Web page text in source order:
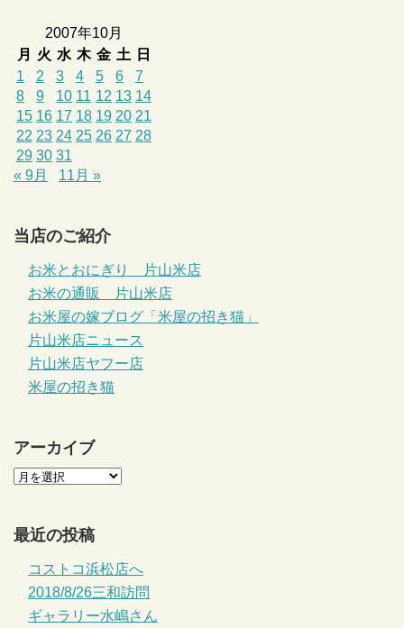
2007年10月
月
火 水 木 金 土
日
1
2 3 4 5 6
7
8
9 10 11 12 13 14
15 16 17 18 19 20 21
22 23 24 25 26 27 28
29 30 31
« 9月
11月 »
当店のご紹介
お米とおにぎり 片山米店
お米の通販 片山米店
お米屋の嫁ブログ「米屋の招き猫」
片山米店ニュース
片山米店ヤフー店
米屋の招き猫
アーカイブ
最近の投稿
コストコ浜松店へ
2018/8/26三和訪問
ギャラリー水嶋さん